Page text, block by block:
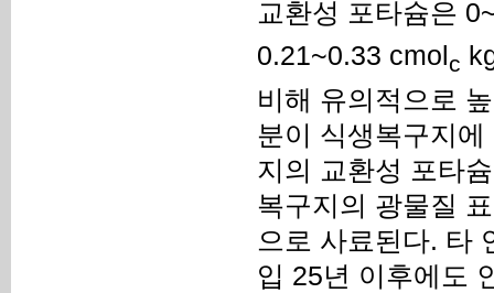
교환성 포타슘은
0.21~0.33 cmolc
비해 유의적으로
분이 식생복구지
지의 교환성 포타
복구지의 광물질
으로 사료된다. 타
입 25년 이후에도